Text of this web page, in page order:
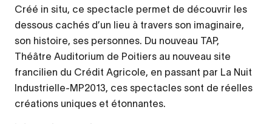
Créé in situ, ce spectacle permet de découvrir les
dessous cachés d’un lieu à travers son imaginaire,
son histoire, ses personnes. Du nouveau TAP,
Théâtre Auditorium de Poitiers au nouveau site
francilien du Crédit Agricole, en passant par La Nuit
Industrielle-MP2013, ces spectacles sont de réelles
créations uniques et étonnantes.